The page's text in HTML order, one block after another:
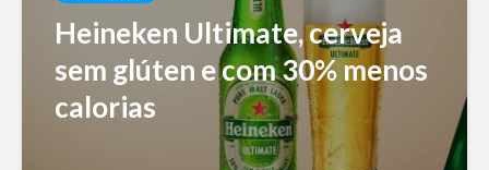
Heineken Ultimate, cerveja
sem glúten e com 30% menos
calorias